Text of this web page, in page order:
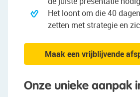
Het loont om die 40
zetten met strategie en
Maak een vrijblijvende
Onze unieke aanpak